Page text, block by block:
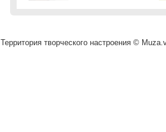
Территория творческого настроения ©